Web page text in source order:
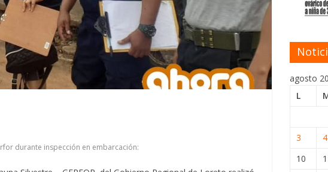
durante inspección en embarcación:
agosto
L
3
4
10